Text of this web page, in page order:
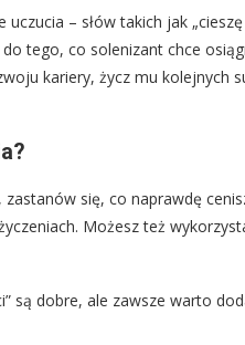
– słów takich jak „cieszę
tego, co solenizant chce
kariery, życz mu kolejnych
się, co naprawdę
Możesz też
są dobre, ale zawsze warto